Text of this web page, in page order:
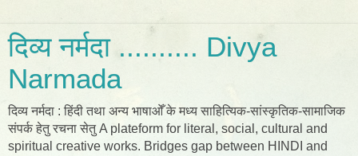
दिव्य नर्मदा .......... Divya
Narmada
दिव्य नर्मदा : हिंदी तथा अन्य भाषाओँ के मध्य साहित्यिक-सांस्कृतिक-सामाजिक
संपर्क हेतु रचना सेतु A plateform for literal, social, cultural and
spiritual creative works. Bridges gap between HINDI and